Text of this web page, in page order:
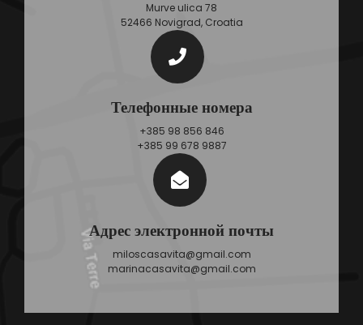
Murve ulica 78
52466 Novigrad, Croatia
Телефонные номера
+385 98 856 846
+385 99 678 9887
Адрес электронной почты
miloscasavita@gmail.com
marinacasavita@gmail.com